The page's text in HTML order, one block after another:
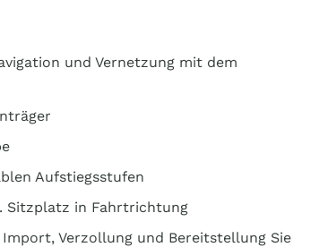
und Vernetzung mit dem
Aufstiegsstufen
Sitzplatz in Fahrtrichtung
Verzollung und Bereitstellung Sie